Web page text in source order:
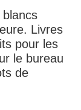
Livres
pour les
le bureau
de